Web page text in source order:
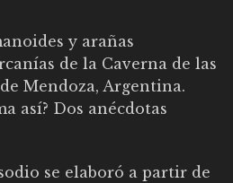
y arañas
de la Caverna de las
Mendoza, Argentina.
así? Dos anécdotas
se elaboró a partir de